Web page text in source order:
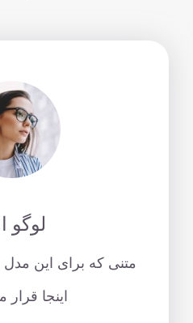
لوگو اول
متنی که برای این مدل
اینجا قرار می‌گیره.